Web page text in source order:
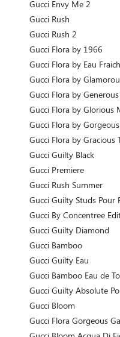
Gucci Envy Me 2
Gucci Rush
Gucci Rush 2
Gucci Flora by 1966
Gucci Flora by Eau
Gucci Flora by
Gucci Flora by
Gucci Flora by Glorious
Gucci Flora by
Gucci Flora by Gracious
Gucci Guilty Black
Gucci Premiere
Gucci Rush Summer
Gucci Guilty Studs Pour
Gucci By Concentree
Gucci Guilty Diamond
Gucci Bamboo
Gucci Guilty Eau
Gucci Bamboo Eau de
Gucci Guilty Absolute
Gucci Bloom
Gucci Flora Gorgeous